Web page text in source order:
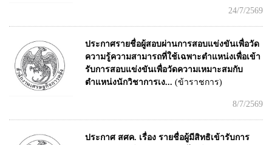
24/7/2569
ประกาศรายชื่อผู้สอบผ่านการสอบแข่งขันเพื่อวัด
ความรู้ความสามารถที่ใช้เฉพาะตำแหน่งเพื่อเข้า
รับการสอบแข่งขันเพื่อวัดความเหมาะสมกับ
ตำแหน่งนักวิชาการเง... (ข้าราชการ)
8/7/2569
ประกาศ สศค. เรื่อง รายชื่อผู้มีสิทธิเข้ารับการ